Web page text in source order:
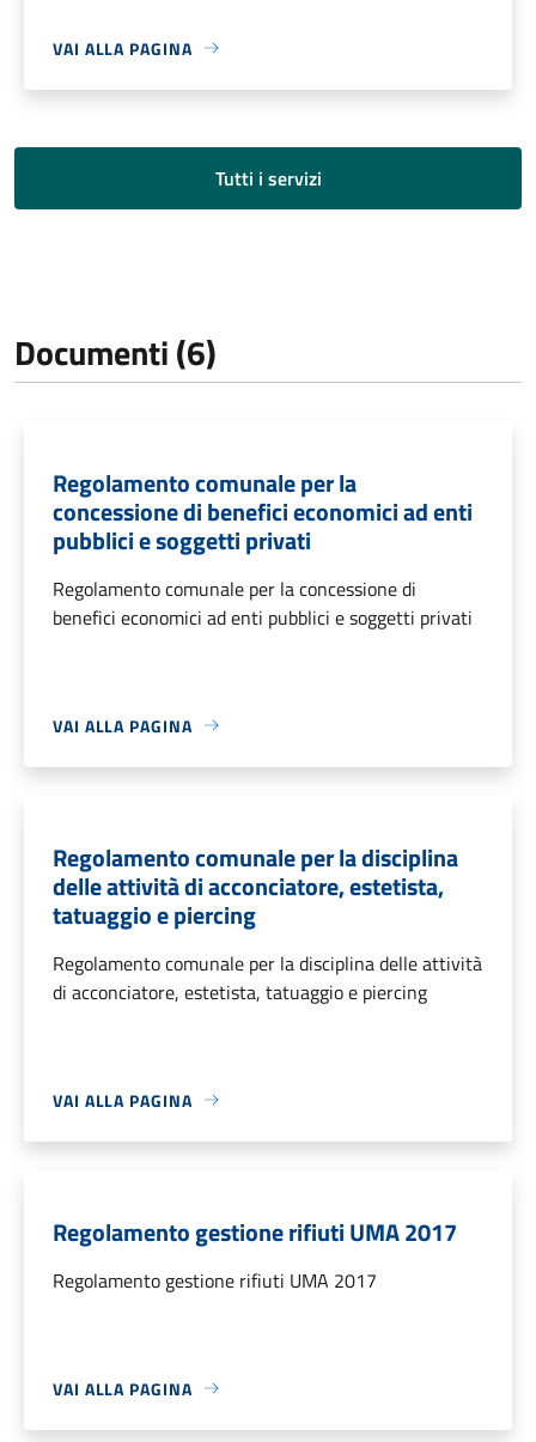
VAI ALLA PAGINA
Tutti i servizi
Documenti (6)
Regolamento comunale per la
concessione di benefici economici ad enti
pubblici e soggetti privati
Regolamento comunale per la concessione di
benefici economici ad enti pubblici e soggetti privati
VAI ALLA PAGINA
Regolamento comunale per la disciplina
delle attività di acconciatore, estetista,
tatuaggio e piercing
Regolamento comunale per la disciplina delle attività
di acconciatore, estetista, tatuaggio e piercing
VAI ALLA PAGINA
Regolamento gestione rifiuti UMA 2017
Regolamento gestione rifiuti UMA 2017
VAI ALLA PAGINA